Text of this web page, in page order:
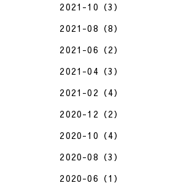
2021-10（3）
2021-08（8）
2021-06（2）
2021-04（3）
2021-02（4）
2020-12（2）
2020-10（4）
2020-08（3）
2020-06（1）